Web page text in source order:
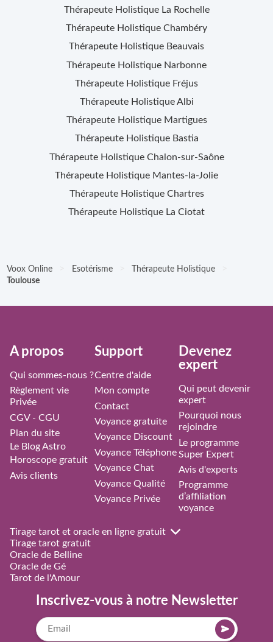
Thérapeute Holistique La Rochelle
Thérapeute Holistique Chambéry
Thérapeute Holistique Beauvais
Thérapeute Holistique Narbonne
Thérapeute Holistique Fréjus
Thérapeute HolistiqueAlbi
Thérapeute Holistique Martigues
Thérapeute Holistique Bastia
Thérapeute Holistique Chalon-sur-Saône
Thérapeute Holistique Mantes-la-Jolie
Thérapeute Holistique Chartres
Thérapeute Holistique La Ciotat
Voox Online Esotérisme Thérapeute Holistique
Toulouse
À propos
Qui sommes-nous ?
Règlement vie
Privée
CGV - CGU
Plan du site
Le Blog Astro
Horoscope gratuit
Avis clients
Support
Centre d'aide
Mon compte
Contact
Voyance gratuite
Voyance Discount
Voyance Téléphone
Voyance Chat
Voyance Qualité
Voyance Privée
Devenez
expert
Qui peut devenir
expert
Pourquoi nous
rejoindre
Le programme
Super Expert
Avis d'experts
Programme
d’affiliation
voyance
Tirage tarot et oracle en ligne gratuit
Tirage tarot gratuit
Oracle de Belline
Oracle de Gé
Tarot de l'Amour
Inscrivez-vous à notre Newsletter